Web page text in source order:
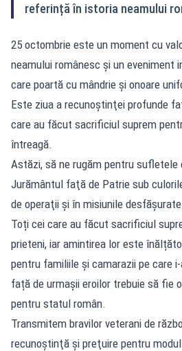
referință în istoria neamului
25 octombrie este un moment cu
neamului românesc și un eveniment
care poartă cu mândrie și onoare
Este ziua a recunoştinţei profunde
care au făcut sacrificiul suprem
întreagă.
Astăzi, să ne rugăm pentru sufletele
Jurământul faţă de Patrie sub
de operaţii şi în misiunile
Toți cei care au făcut sacrificiul
prieteni, iar amintirea lor este
pentru familiile și camarazii pe care
față de urmașii eroilor trebuie să fie
pentru statul român.
Transmitem bravilor veterani de
recunoştinţă şi preţuire pentru